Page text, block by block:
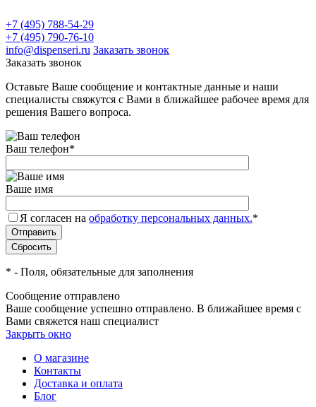
+7 (495) 788-54-29
+7 (495) 790-76-10
info@dispenseri.ru Заказать звонок
Заказать звонок
Оставьте Ваше сообщение и контактные данные и наши
специалисты свяжутся с Вами в ближайшее рабочее время для
решения Вашего вопроса.
Ваш телефон*
Ваше имя
Я согласен на обработку персональных данных.*
* - Поля, обязательные для заполнения
Сообщение отправлено
Ваше сообщение успешно отправлено. В ближайшее время с
Вами свяжется наш специалист
Закрыть окно
О магазине
Контакты
Доставка и оплата
Блог